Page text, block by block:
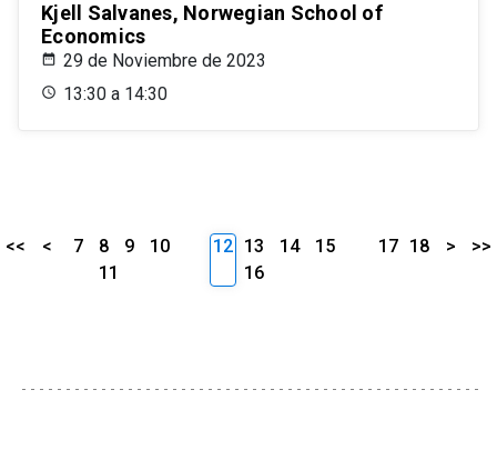
Kjell Salvanes, Norwegian School of
Economics
29 de Noviembre de 2023
13:30 a 14:30
<< < 7 8 9
10
11
12 13 14
15
16
17 18 > >>